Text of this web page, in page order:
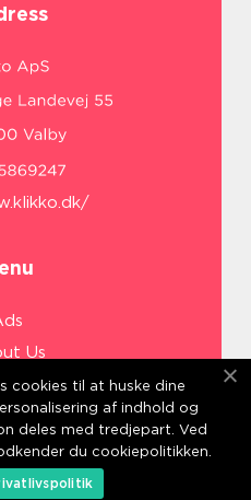
Us
cookies til at huske dine
af indhold og
deles med tredjepart. Ved
du cookiepolitikken.